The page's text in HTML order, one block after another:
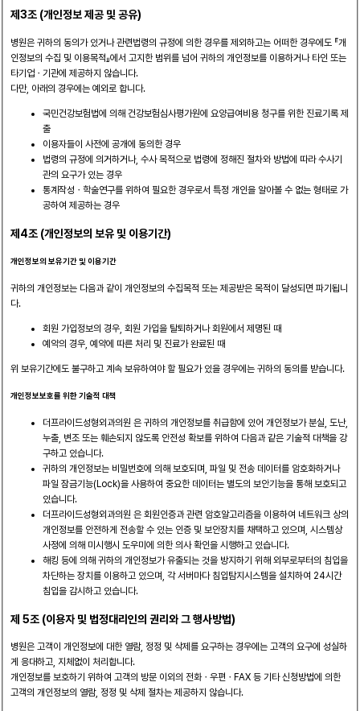
제3조 (개인정보 제공 및 공유)
병원은 귀하의 동의가 있거나 관련법령의 규정에 의한 경우를 제외하고는 어떠한 경우에도 『개
인정보의 수집 및 이용목적』에서 고지한 범위를 넘어 귀하의 개인정보를 이용하거나 타인 또는
타기업ㆍ기관에 제공하지 않습니다.
다만, 아래의 경우에는 예외로 합니다.
국민건강보험법에 의해 건강보험심사평가원에 요양급여비용 청구를 위한 진료기록 제
출
이용자들이 사전에 공개에 동의한 경우
법령의 규정에 의거하거나, 수사 목적으로 법령에 정해진 절차와 방법에 따라 수사기
관의 요구가 있는 경우
통계작성ㆍ학술연구를 위하여 필요한 경우로서 특정 개인을 알아볼 수 없는 형태로 가
공하여 제공하는 경우
제4조 (개인정보의 보유 및 이용기간)
개인정보의 보유기간 및 이용기간
귀하의 개인정보는 다음과 같이 개인정보의 수집목적 또는 제공받은 목적이 달성되면 파기됩니
다.
회원 가입정보의 경우, 회원 가입을 탈퇴하거나 회원에서 제명된 때
예약의 경우, 예약에 따른 처리 및 진료가 완료된 때
위 보유기간에도 불구하고 계속 보유하여야 할 필요가 있을 경우에는 귀하의 동의를 받습니다.
개인정보보호를 위한 기술적 대책
더프라이드성형외과의원 은 귀하의 개인정보를 취급함에 있어 개인정보가 분실, 도난,
누출, 변조 또는 훼손되지 않도록 안전성 확보를 위하여 다음과 같은 기술적 대책을 강
구하고 있습니다.
귀하의 개인정보는 비밀번호에 의해 보호되며, 파일 및 전송 데이터를 암호화하거나
파일 잠금기능(Lock)을 사용하여 중요한 데이터는 별도의 보안기능을 통해 보호되고
있습니다.
더프라이드성형외과의원 은 회원인증과 관련 암호알고리즘을 이용하여 네트워크 상의
개인정보를 안전하게 전송할 수 있는 인증 및 보안장치를 채택하고 있으며, 시스템상
사정에 의해 미시행시 도우미에 의한 의사 확인을 시행하고 있습니다.
해킹 등에 의해 귀하의 개인정보가 유출되는 것을 방지하기 위해 외부로부터의 침입을
차단하는 장치를 이용하고 있으며, 각 서버마다 침입탐지시스템을 설치하여 24시간
침입을 감시하고 있습니다.
제 5조 (이용자 및 법정대리인의 권리와 그 행사방법)
병원은 고객이 개인정보에 대한 열람, 정정 및 삭제를 요구하는 경우에는 고객의 요구에 성실하
게 응대하고, 지체없이 처리합니다.
개인정보를 보호하기 위하여 고객의 방문 이외의 전화ㆍ우편ㆍFAX 등 기타 신청방법에 의한
고객의 개인정보의 열람, 정정 및 삭제 절차는 제공하지 않습니다.